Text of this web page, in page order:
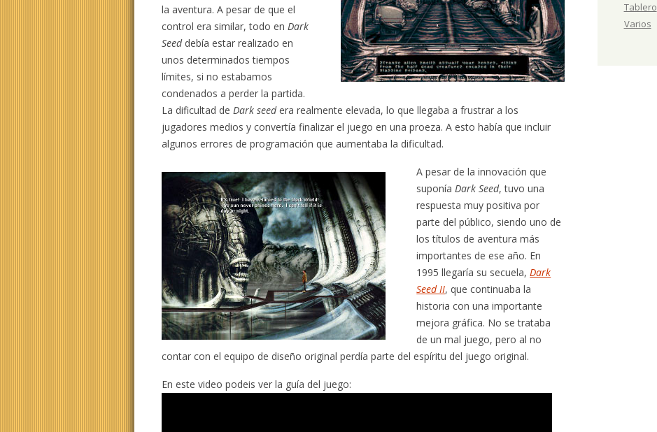
la aventura. A pesar de que el
control era similar, todo en Dark
Seed debía estar realizado en
unos determinados tiempos
límites, si no estabamos
condenados a perder la partida.
La dificultad de Dark seedera realmente elevada, lo que llegaba a frustrar a los
jugadores medios y convertía finalizar el juego en una proeza. A esto había que incluir
algunos errores de programación que aumentaba la dificultad.
A pesar de la innovación que
suponía Dark Seed, tuvo una
respuesta muy positiva por
parte del público, siendo uno de
los títulos de aventura más
importantes de ese año. En
1995 llegaría su secuela, Dark
Seed II, que continuaba la
historia con una importante
mejora gráfica. No se trataba
de un mal juego, pero al no
contar con el equipo de diseño original perdía parte del espíritu del juego original.
En este video podeis ver la guía del juego:
Tablero
Varios